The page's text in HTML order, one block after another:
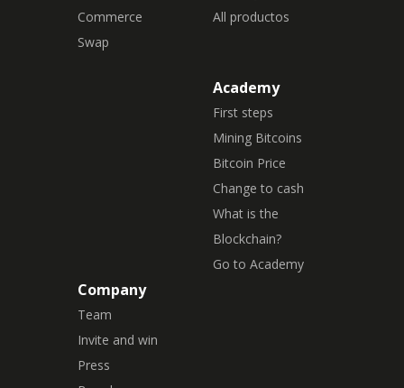
Commerce
Swap
All productos
Academy
First steps
Mining Bitcoins
Bitcoin Price
Change to cash
What is the
Blockchain?
Go to Academy
Company
Team
Invite and win
Press